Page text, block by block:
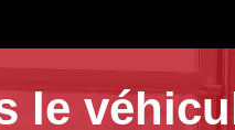
le